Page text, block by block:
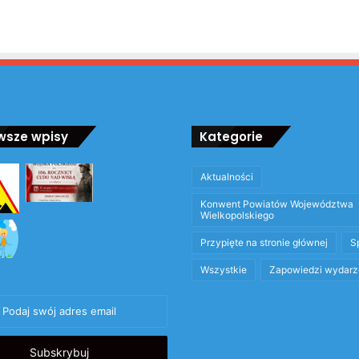
wpisy Kategorie
Aktualności
Konwent Powiatów Województwa
Wielkopolskiego
Przypięte na stronie głównej
Wszystkie Zapowiedzi